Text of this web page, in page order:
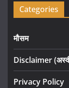
Categories
मौसम
Disclaimer
Privacy Policy